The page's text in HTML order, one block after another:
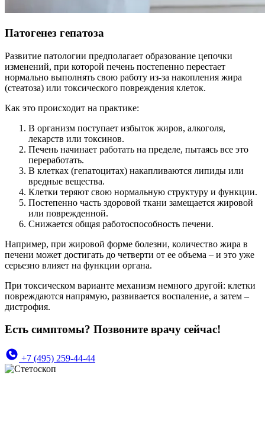
Патогенез гепатоза
Развитие патологии предполагает образование цепочки
изменений, при которой печень постепенно перестает
нормально выполнять свою работу из-за накопления жира
(стеатоза) или токсического повреждения клеток.
Как это происходит на практике:
В организм поступает избыток жиров, алкоголя,
лекарств или токсинов.
Печень начинает работать на пределе, пытаясь все это
переработать.
В клетках (гепатоцитах) накапливаются липиды или
вредные вещества.
Клетки теряют свою нормальную структуру и функции.
Постепенно часть здоровой ткани замещается жировой
или поврежденной.
Снижается общая работоспособность печени.
Например, при жировой форме болезни, количество жира в
печени может достигать до четверти от ее объема – и это уже
серьезно влияет на функции органа.
При токсическом варианте механизм немного другой: клетки
повреждаются напрямую, развивается воспаление, а затем –
дистрофия.
Есть симптомы? Позвоните врачу сейчас!
+7 (495) 259-44-44